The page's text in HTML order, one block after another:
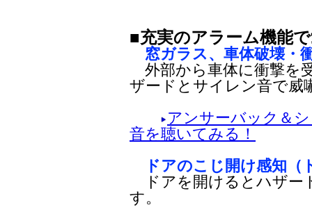
■充実のアラーム機能
窓ガラス、車体破壊・
外部から車体に衝撃を
ザードとサイレン音で威
アンサーバック＆
音を聴いてみる！
ドアのこじ開け感知（
ドアを開けるとハザー
す。